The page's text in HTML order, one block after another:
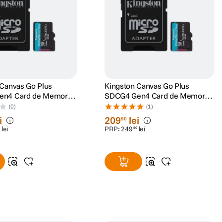
Go Plus
Card de Memorie
256GB 200MB/s U3
(0)
lei
Kingston Canvas Go Plus
SDCG4 Gen4 Card de Memorie
microSDXC 128GB 200MB/s U3
V30 cu Adaptor
(1)
20990 lei
PRP:249 90 lei